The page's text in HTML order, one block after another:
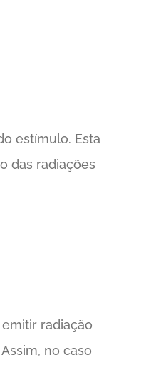
estímulo. Esta
das radiações
radiação
no caso